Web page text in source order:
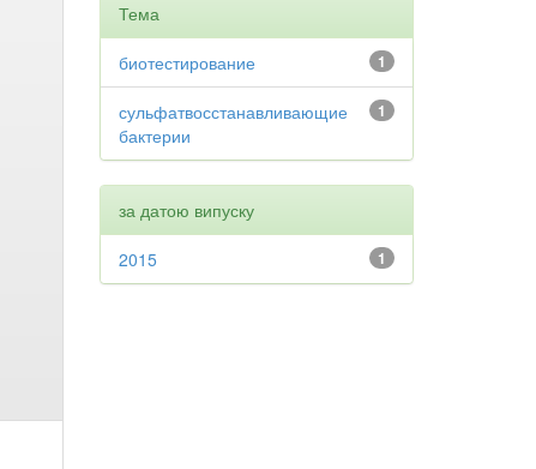
Тема
1
биотестирование
1
сульфатвосстанавливающие
бактерии
за датою випуску
1
2015